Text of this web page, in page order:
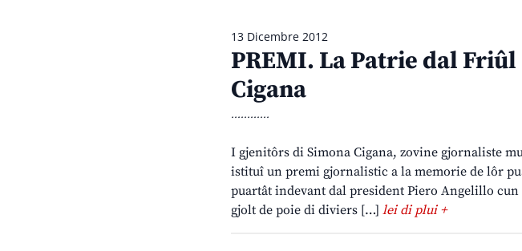
13 Dicembre 2012
PREMI. La Patrie dal
Cigana
............
I gjenitôrs di Simona Cigana, zovine gjornaliste
istituî un premi gjornalistic a la memorie de lôr
puartât indevant dal president Piero Angelillo
gjolt de poie di diviers […] lei di plui +